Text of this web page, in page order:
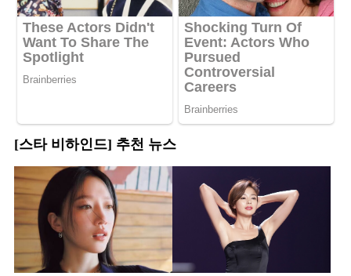
[스타 비하인드] 추천 뉴스